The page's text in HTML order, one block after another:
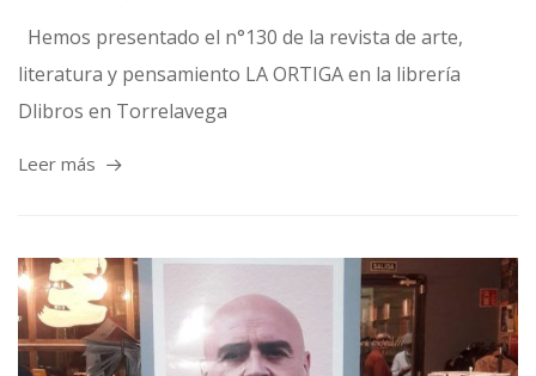
Hemos presentado el n°130 de la revista de arte,
literatura y pensamiento LA ORTIGA en la librería
Dlibros en Torrelavega
Leer más